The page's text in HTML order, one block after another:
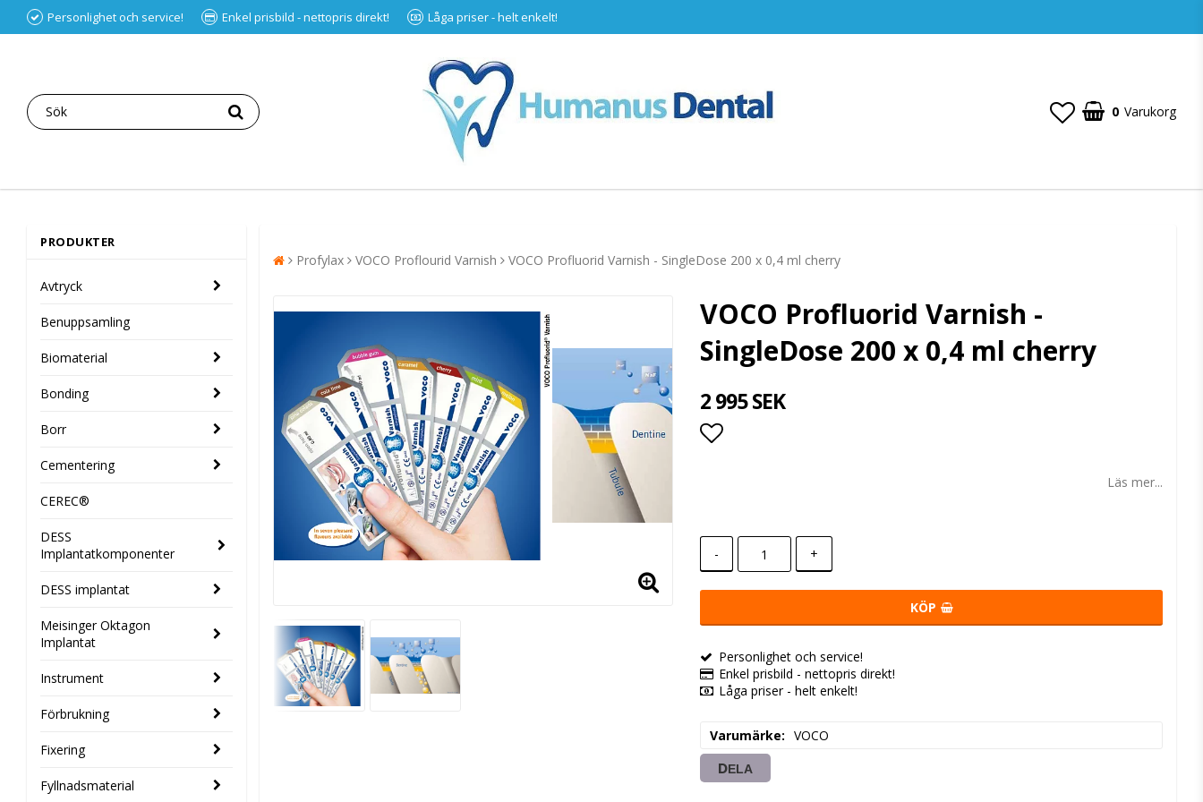
Personlighet och service! Enkel prisbild - nettopris direkt! Låga priser - helt enkelt!
0 Varukorg
PRODUKTER
Avtryck
Benuppsamling
Biomaterial
Bonding
Borr
Cementering
CEREC®
DESS
Implantatkomponenter
DESS implantat
Meisinger Oktagon
Implantat
Instrument
Förbrukning
Fixering
Fyllnadsmaterial
Profylax VOCO Proflourid Varnish VOCO Profluorid Varnish - SingleDose 200 x 0,4 ml cherry
VOCO Profluorid Varnish -
SingleDose 200 x 0,4 ml cherry
2 995 SEK
Läs mer...
- +
KÖP
Personlighet och service!
Enkel prisbild - nettopris direkt!
Låga priser - helt enkelt!
Varumärke VOCO
DELA